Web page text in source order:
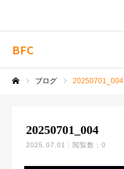
BFC
ブログ 20250701_004
20250701_004
2025.07.01 閲覧数：0